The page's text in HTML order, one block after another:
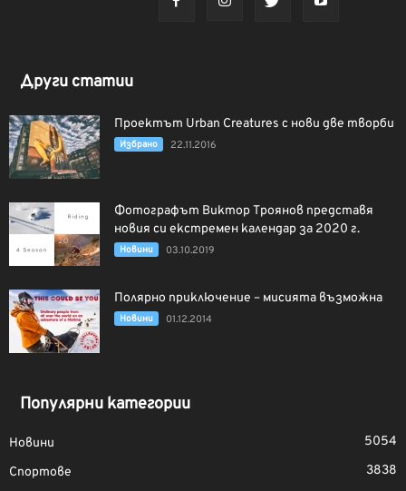
Други статии
Проектът Urban Creatures с нови две творби
Избрано 22.11.2016
Фотографът Виктор Троянов представя
новия си екстремен календар за 2020 г.
Новини 03.10.2019
Полярно приключение – мисията възможна
Новини 01.12.2014
Популярни категории
Новини
5054
Спортове
3838